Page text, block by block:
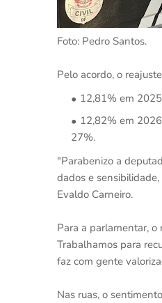
Foto: Pedro Santos.
Pelo acordo, o
12,81% em
12,82% em
27%.
"Parabenizo a
dados e
Evaldo Carneiro.
Para a parlamentar,
Trabalhamos para
faz com gente
Nas ruas, o